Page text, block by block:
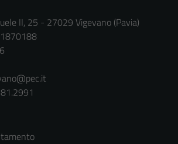
II, 25 - 27029 Vigevano (Pavia)